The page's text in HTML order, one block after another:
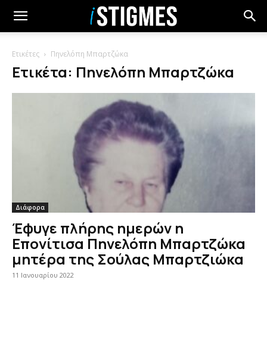
Ετικέτες Πηνελόπη Μπαρτζώκα
Ετικέτα: Πηνελόπη Μπαρτζώκα
Διάφορα
Έφυγε πλήρης ημερών η
Επονίτισα Πηνελόπη Μπαρτζώκα
μητέρα της Σούλας Μπαρτζιώκα
11 Ιανουαρίου 2022